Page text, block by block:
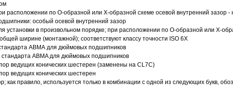
расположении по О-образной или Х-образной схеме осевой внутренний зазор -
особый осевой внутренний зазор
установки в произвольном порядке; при расположении по О-образной или Х-
ширине (монтажной); соответствуют классу точности ISO 6X
стандарта АВМА для дюймовых подшипников
стандарта ABMA для дюймовых подшипников
ведущих конических шестерен (заменены на CL7C)
ведущих конических шестерен
как правило, используется только в комбинации с одной из следующих букв,